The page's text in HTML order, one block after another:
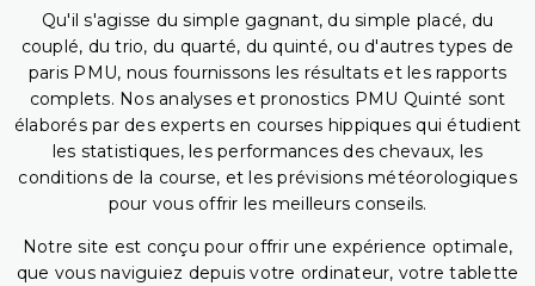
Qu'il s'agisse du simple gagnant, du simple placé, du
couplé, du trio, du quarté, du quinté, ou d'autres types de
paris PMU, nous fournissons les résultats et les rapports
complets. Nos analyses et pronostics PMU Quinté sont
élaborés par des experts en courses hippiques qui étudient
les statistiques, les performances des chevaux, les
conditions de la course, et les prévisions météorologiques
pour vous offrir les meilleurs conseils.
Notre site est conçu pour offrir une expérience optimale,
que vous naviguiez depuis votre ordinateur, votre tablette